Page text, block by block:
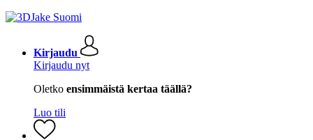
Kirjaudu
Kirjaudu nyt
Oletko ensimmäistä kertaa täällä?
Luo tili